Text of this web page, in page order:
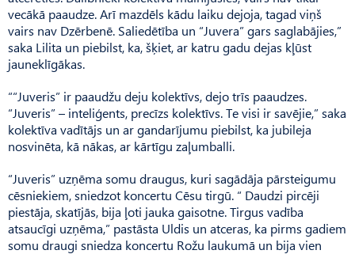
vecākā paaudze. Arī mazdēls kādu laiku dejoja, tagad viņš
vairs nav Dzērbenē. Saliedētība un “Juvera” gars saglabājies,”
saka Lilita un piebilst, ka, šķiet, ar katru gadu dejas kļūst
jauneklīgākas.
““Juveris” ir paaudžu deju kolektīvs, dejo trīs paaudzes.
“Juveris” – inteliģents, precīzs kolektīvs. Te visi ir savējie,” saka
kolektīva vadītājs un ar gandarījumu piebilst, ka jubileja
nosvinēta, kā nākas, ar kārtīgu zaļumballi.
“Juveris” uzņēma somu draugus, kuri sagādāja pārsteigumu
cēsniekiem, sniedzot koncertu Cēsu tirgū. “ Daudzi pircēji
piestāja, skatījās, bija ļoti jauka gaisotne. Tirgus vadība
atsaucīgi uzņēma,” pastāsta Uldis un atceras, ka pirms gadiem
somu draugi sniedza koncertu Rožu laukumā un bija vien